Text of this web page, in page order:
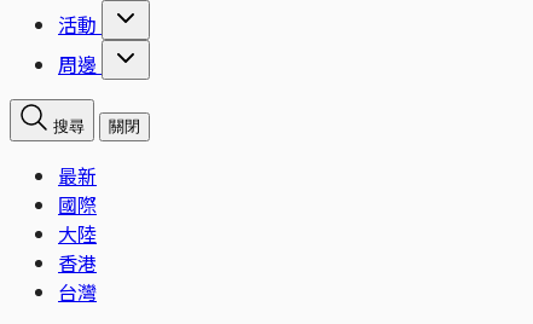
活動
周邊
搜尋 關閉
最新
國際
大陸
香港
台灣